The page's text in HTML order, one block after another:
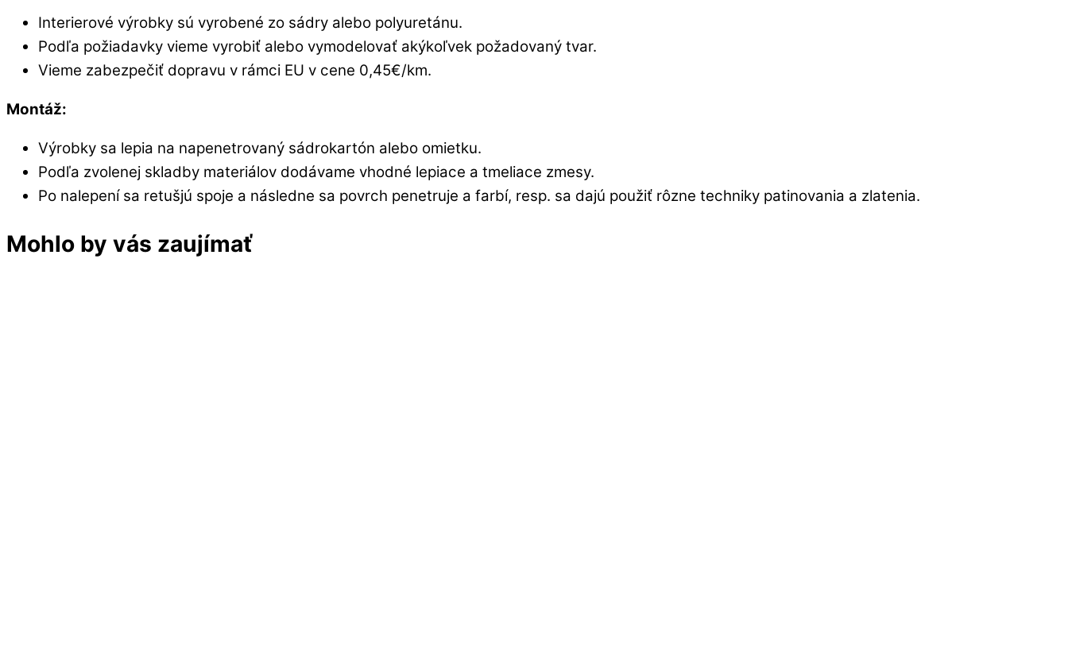
Interierové výrobky sú vyrobené zo sádry alebo polyuretánu.
Podľa požiadavky vieme vyrobiť alebo vymodelovať akýkoľvek požadovaný tvar.
Vieme zabezpečiť dopravu v rámci EU v cene 0,45€/km.
Montáž:
Výrobky sa lepia na napenetrovaný sádrokartón alebo omietku.
Podľa zvolenej skladby materiálov dodávame vhodné lepiace a tmeliace zmesy.
Po nalepení sa retušjú spoje a následne sa povrch penetruje a farbí, resp. sa dajú použiť rôzne techniky patinovania a zlatenia.
Mohlo by vás zaujímať